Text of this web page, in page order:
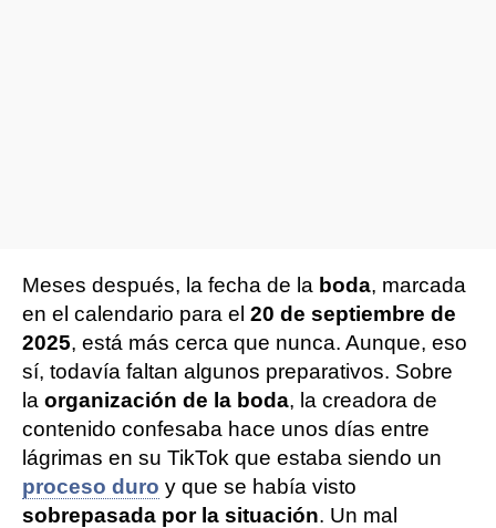
Meses después, la fecha de la boda, marcada
en el calendario para el 20 de septiembre de
2025, está más cerca que nunca. Aunque, eso
sí, todavía faltan algunos preparativos. Sobre
la organización de la boda, la creadora de
contenido confesaba hace unos días entre
lágrimas en su TikTok que estaba siendo un
proceso duro y que se había visto
sobrepasada por la situación. Un mal